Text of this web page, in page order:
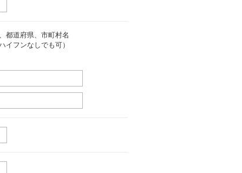
都道府県、市町村名
イフンなしでも可）